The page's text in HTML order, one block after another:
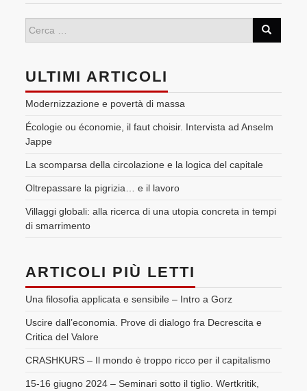
ULTIMI ARTICOLI
Modernizzazione e povertà di massa
Écologie ou économie, il faut choisir. Intervista ad Anselm
Jappe
La scomparsa della circolazione e la logica del capitale
Oltrepassare la pigrizia… e il lavoro
Villaggi globali: alla ricerca di una utopia concreta in tempi
di smarrimento
ARTICOLI PIÙ LETTI
Una filosofia applicata e sensibile – Intro a Gorz
Uscire dall’economia. Prove di dialogo fra Decrescita e
Critica del Valore
CRASHKURS – Il mondo è troppo ricco per il capitalismo
15-16 giugno 2024 – Seminari sotto il tiglio. Wertkritik,